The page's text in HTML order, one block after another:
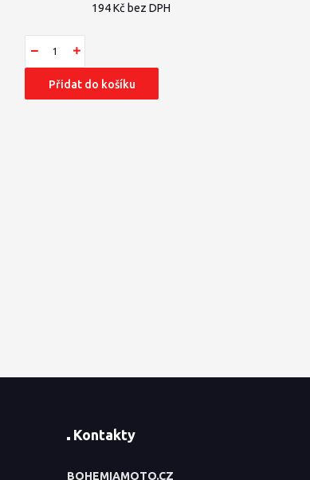
194 Kč bez DPH
Přidat do košíku
Kontakty
BOHEMIAMOTO.CZ